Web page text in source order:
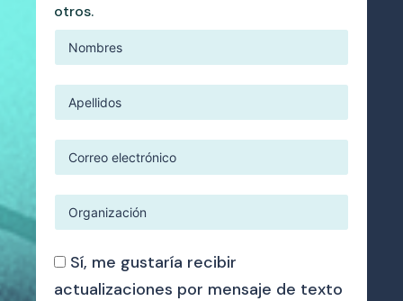
otros.
Sí, me gustaría recibir
actualizaciones por mensaje de texto